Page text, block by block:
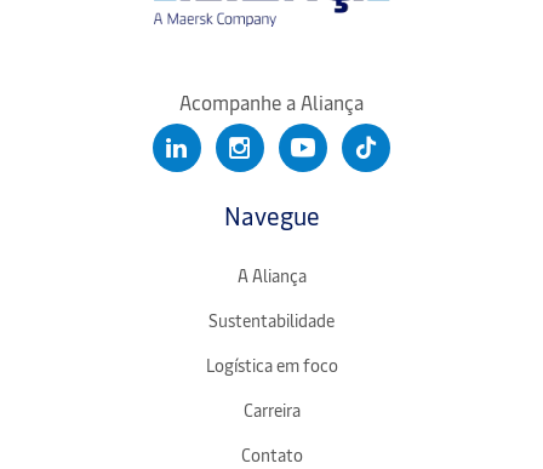
Acompanhe a Aliança
Navegue
A Aliança
Sustentabilidade
Logística em foco
Carreira
Contato